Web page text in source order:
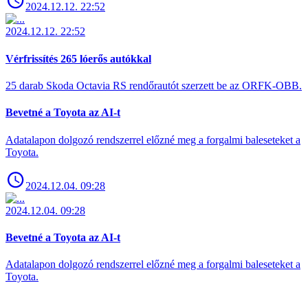
2024.12.12. 22:52
2024.12.12. 22:52
Vérfrissítés 265 lóerős autókkal
25 darab Skoda Octavia RS rendőrautót szerzett be az ORFK-OBB.
Bevetné a Toyota az AI-t
Adatalapon dolgozó rendszerrel előzné meg a forgalmi baleseteket a
Toyota.
2024.12.04. 09:28
2024.12.04. 09:28
Bevetné a Toyota az AI-t
Adatalapon dolgozó rendszerrel előzné meg a forgalmi baleseteket a
Toyota.